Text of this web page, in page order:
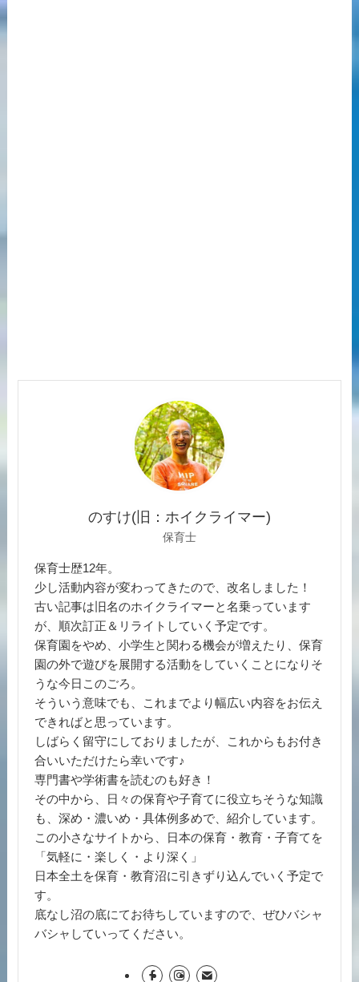
のすけ(旧：ホイクライマー)
保育士
保育士歴12年。
少し活動内容が変わってきたので、改名しました！
古い記事は旧名のホイクライマーと名乗っています
が、順次訂正＆リライトしていく予定です。
保育園をやめ、小学生と関わる機会が増えたり、保育
園の外で遊びを展開する活動をしていくことになりそ
うな今日このごろ。
そういう意味でも、これまでより幅広い内容をお伝え
できればと思っています。
しばらく留守にしておりましたが、これからもお付き
合いいただけたら幸いです♪
専門書や学術書を読むのも好き！
その中から、日々の保育や子育てに役立ちそうな知識
も、深め・濃いめ・具体例多めで、紹介しています。
この小さなサイトから、日本の保育・教育・子育てを
「気軽に・楽しく・より深く」
日本全土を保育・教育沼に引きずり込んでいく予定で
す。
底なし沼の底にてお待ちしていますので、ぜひバシャ
バシャしていってください。